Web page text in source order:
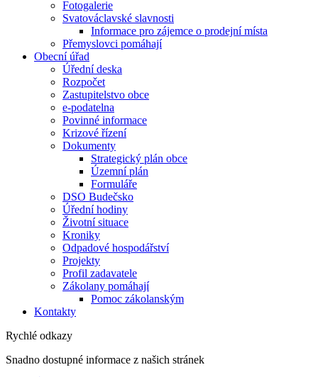
Fotogalerie
Svatováclavské slavnosti
Informace pro zájemce o prodejní místa
Přemyslovci pomáhají
Obecní úřad
Úřední deska
Rozpočet
Zastupitelstvo obce
e-podatelna
Povinné informace
Krizové řízení
Dokumenty
Strategický plán obce
Územní plán
Formuláře
DSO Budečsko
Úřední hodiny
Životní situace
Kroniky
Odpadové hospodářství
Projekty
Profil zadavatele
Zákolany pomáhají
Pomoc zákolanským
Kontakty
Rychlé odkazy
Snadno dostupné informace z našich stránek